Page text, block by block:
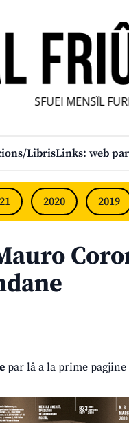
SFUEI MENSÎL
LibrisLinks: web
2020 2019
par lâ a la prime